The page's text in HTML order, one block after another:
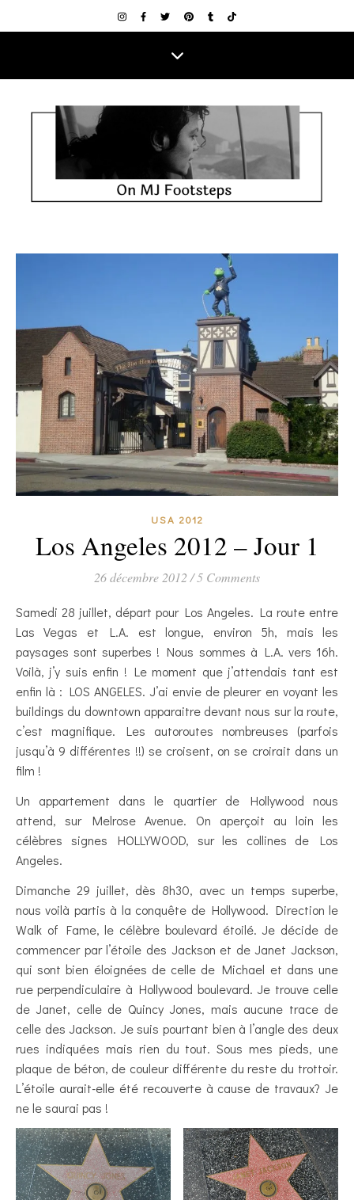
USA 2012
Los Angeles 2012 – Jour 1
26 décembre 2012 /5 Comments
Samedi 28 juillet, départ pour Los Angeles. La route entre
Las Vegas et L.A. est longue, environ 5h, mais les
paysages sont superbes ! Nous sommes à L.A. vers 16h.
Voilà, j’y suis enfin ! Le moment que j’attendais tant est
enfin là : LOS ANGELES. J’ai envie de pleurer en voyant les
buildings du downtown apparaitre devant nous sur la route,
c’est magnifique. Les autoroutes nombreuses (parfois
jusqu’à 9 différentes !!) se croisent, on se croirait dans un
film !
Un appartement dans le quartier de Hollywood nous
attend, sur Melrose Avenue. On aperçoit au loin les
célèbres signes HOLLYWOOD, sur les collines de Los
Angeles.
Dimanche 29 juillet, dès 8h30, avec un temps superbe,
nous voilà partis à la conquête de Hollywood. Direction le
Walk of Fame, le célèbre boulevard étoilé. Je décide de
commencer par l’étoile des Jackson et de Janet Jackson,
qui sont bien éloignées de celle de Michael et dans une
rue perpendiculaire à Hollywood boulevard. Je trouve celle
de Janet, celle de Quincy Jones, mais aucune trace de
celle des Jackson. Je suis pourtant bien à l’angle des deux
rues indiquées mais rien du tout. Sous mes pieds, une
plaque de béton, de couleur différente du reste du trottoir.
L’étoile aurait-elle été recouverte à cause de travaux? Je
ne le saurai pas !